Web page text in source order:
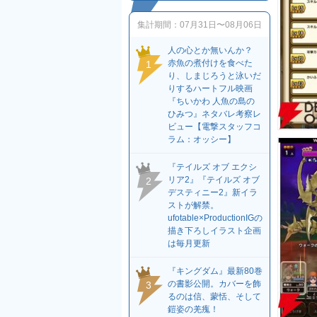
集計期間： 07月31日〜08月06日
1
人の心とか無いんか？
赤魚の煮付けを食べた
り、しまじろうと泳いだ
りするハートフル映画
『ちいかわ 人魚の島の
ひみつ』ネタバレ考察レ
ビュー【電撃スタッフコ
ラム：オッシー】
2
『テイルズ オブ エクシ
リア2』『テイルズ オブ
デスティニー2』新イラ
ストが解禁。
ufotable×ProductionIGの
描き下ろしイラスト企画
は毎月更新
3
『キングダム』最新80巻
の書影公開。カバーを飾
るのは信、蒙恬、そして
鎧姿の羌瘣！